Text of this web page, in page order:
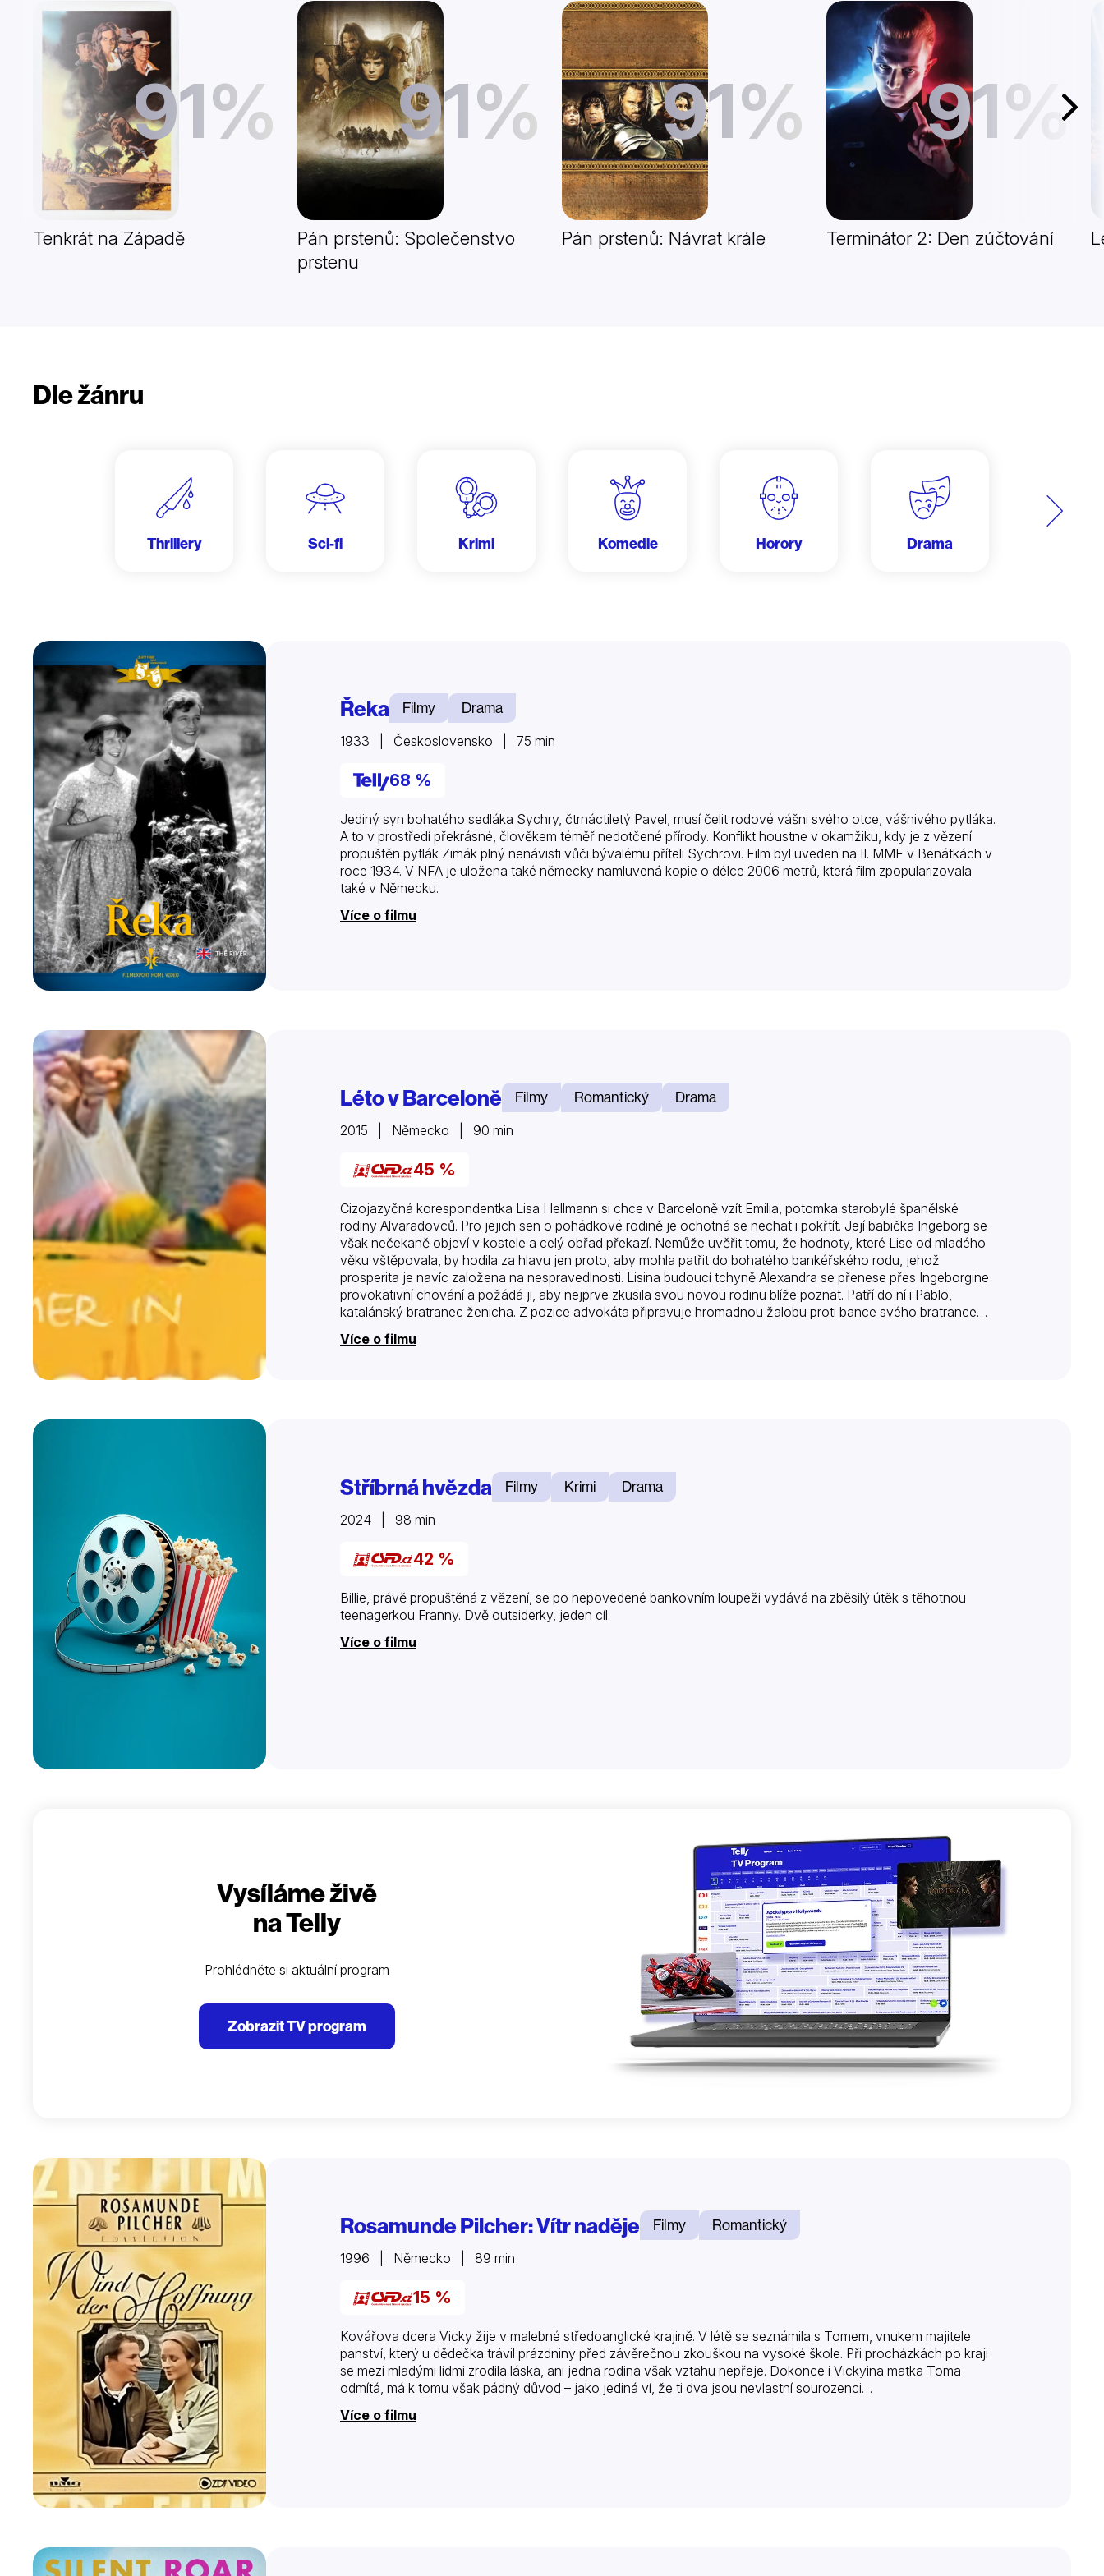
Další
91%
Tenkrát na Západě
91%
Pán prstenů: Společenstvo
prstenu
91%
Pán prstenů: Návrat krále
91%
Terminátor 2: Den zúčtování
Dle žánru
Další
Thrillery
Sci-fi Krimi Komedie Horory Drama
Řeka Filmy Drama
1933 | Československo | 75 min
68 %
Jediný syn bohatého sedláka Sychry, čtrnáctiletý Pavel, musí čelit rodové vášni svého otce, vášnivého pytláka.
A to v prostředí překrásné, člověkem téměř nedotčené přírody. Konflikt houstne v okamžiku, kdy je z vězení
propuštěn pytlák Zimák plný nenávisti vůči bývalému příteli Sychrovi. Film byl uveden na II. MMF v Benátkách v
roce 1934. V NFA je uložena také německy namluvená kopie o délce 2006 metrů, která film zpopularizovala
také v Německu.
Více o filmu
Léto v Barceloně Filmy Romantický Drama
2015 | Německo | 90 min
45 %
Cizojazyčná korespondentka Lisa Hellmann si chce v Barceloně vzít Emilia, potomka starobylé španělské
rodiny Alvaradovců. Pro jejich sen o pohádkové rodině je ochotná se nechat i pokřtít. Její babička Ingeborg se
však nečekaně objeví v kostele a celý obřad překazí. Nemůže uvěřit tomu, že hodnoty, které Lise od mladého
věku vštěpovala, by hodila za hlavu jen proto, aby mohla patřit do bohatého bankéřského rodu, jehož
prosperita je navíc založena na nespravedlnosti. Lisina budoucí tchyně Alexandra se přenese přes Ingeborgine
provokativní chování a požádá ji, aby nejprve zkusila svou novou rodinu blíže poznat. Patří do ní i Pablo,
katalánský bratranec ženicha. Z pozice advokáta připravuje hromadnou žalobu proti bance svého bratrance
Emilia a požádá o pomoc právě Lisu. Mladá Němka najednou…
Více o filmu
Stříbrná hvězda Filmy Krimi Drama
2024 | 98 min
42 %
Billie, právě propuštěná z vězení, se po nepovedené bankovním loupeži vydává na zběsilý útěk s těhotnou
teenagerkou Franny. Dvě outsiderky, jeden cíl.
Více o filmu
Vysíláme živě
na Telly
Prohlédněte si aktuální program
Zobrazit TV program
Rosamunde Pilcher: Vítr naděje Filmy Romantický
1996 | Německo | 89 min
15 %
Kovářova dcera Vicky žije v malebné středoanglické krajině. V létě se seznámila s Tomem, vnukem majitele
panství, který u dědečka trávil prázdniny před závěrečnou zkouškou na vysoké škole. Při procházkách po kraji
se mezi mladými lidmi zrodila láska, ani jedna rodina však vztahu nepřeje. Dokonce i Vickyina matka Toma
odmítá, má k tomu však pádný důvod – jako jediná ví, že ti dva jsou nevlastní sourozenci…
Více o filmu